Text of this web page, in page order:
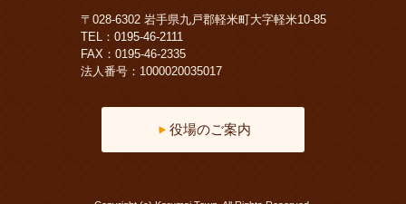
〒028-6302 岩手県九戸郡軽米町大字軽米10-85
TEL： 0195-46-2111
FAX：0195-46-2335
法人番号：1000020035017
役場のご案内